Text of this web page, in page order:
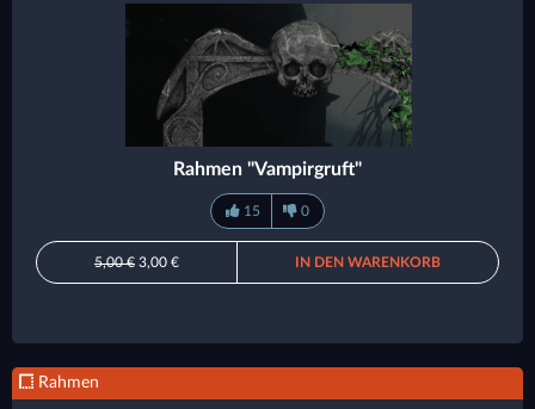
Rahmen "Vampirgruft"
15 0
5,00 € 3,00 € IN DEN WARENKORB
Rahmen